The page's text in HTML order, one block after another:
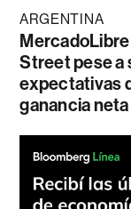
ARGENTINA
MercadoLibre
Street pese a
expectativas
ganancia neta